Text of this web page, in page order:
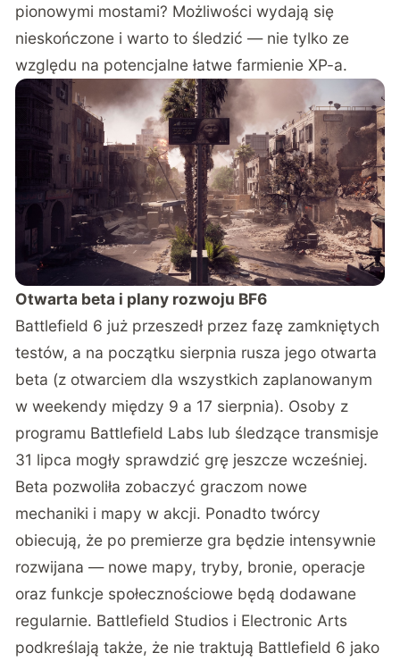
pionowymi mostami? Możliwości wydają się
nieskończone i warto to śledzić — nie tylko ze
względu na potencjalne łatwe farmienie XP-a.
Otwarta beta i plany rozwoju BF6
Battlefield 6 już przeszedł przez fazę zamkniętych
testów, a na początku sierpnia rusza jego otwarta
beta (z otwarciem dla wszystkich zaplanowanym
w weekendy między 9 a 17 sierpnia). Osoby z
programu Battlefield Labs lub śledzące transmisje
31 lipca mogły sprawdzić grę jeszcze wcześniej.
Beta pozwoliła zobaczyć graczom nowe
mechaniki i mapy w akcji. Ponadto twórcy
obiecują, że po premierze gra będzie intensywnie
rozwijana — nowe mapy, tryby, bronie, operacje
oraz funkcje społecznościowe będą dodawane
regularnie. Battlefield Studios i Electronic Arts
podkreślają także, że nie traktują Battlefield 6 jako